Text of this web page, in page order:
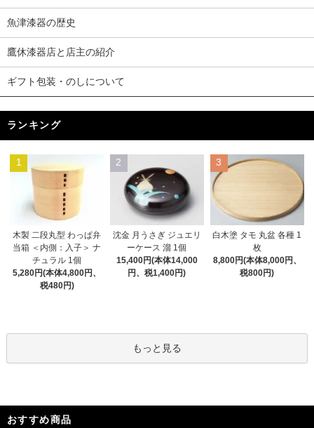
魚津漆器の歴史
鷹休漆器店と店主の紹介
ギフト包装・のしについて
ランキング
1
木製 二段丸型 わっぱ弁
当箱 ＜内側：入子＞ ナ
チュラル 1個
5,280円(本体4,800円、
税480円)
2
沈金 月うさぎ ジュエリ
ーケース 溜 1個
15,400円(本体14,000
円、税1,400円)
3
白木塗 タモ 丸盆 各種 1
枚
8,800円(本体8,000円、
税800円)
もっと見る
おすすめ商品